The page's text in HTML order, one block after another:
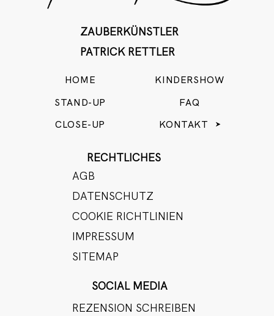
ZAUBERKÜNSTLER
PATRICK RETTLER
RECHTLICHES
SOCIAL MEDIA
REZENSION SCHREIBEN
AGB
DATENSCHUTZ
COOKIE RICHTLINIEN
IMPRESSUM
SITEMAP
HOME
STAND-UP
CLOSE-UP
KINDERSHOW
FAQ
KONTAKT